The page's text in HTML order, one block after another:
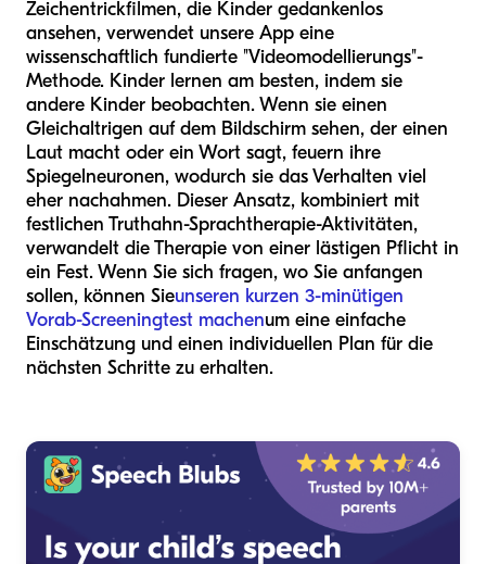
Zeichentrickfilmen, die Kinder gedankenlos
ansehen, verwendet unsere App eine
wissenschaftlich fundierte "Videomodellierungs"-
Methode. Kinder lernen am besten, indem sie
andere Kinder beobachten. Wenn sie einen
Gleichaltrigen auf dem Bildschirm sehen, der einen
Laut macht oder ein Wort sagt, feuern ihre
Spiegelneuronen, wodurch sie das Verhalten viel
eher nachahmen. Dieser Ansatz, kombiniert mit
festlichen Truthahn-Sprachtherapie-Aktivitäten,
verwandelt die Therapie von einer lästigen Pflicht in
ein Fest. Wenn Sie sich fragen, wo Sie anfangen
sollen, können Sieunseren kurzen 3-minütigen
Vorab-Screeningtest machenum eine einfache
Einschätzung und einen individuellen Plan für die
nächsten Schritte zu erhalten.